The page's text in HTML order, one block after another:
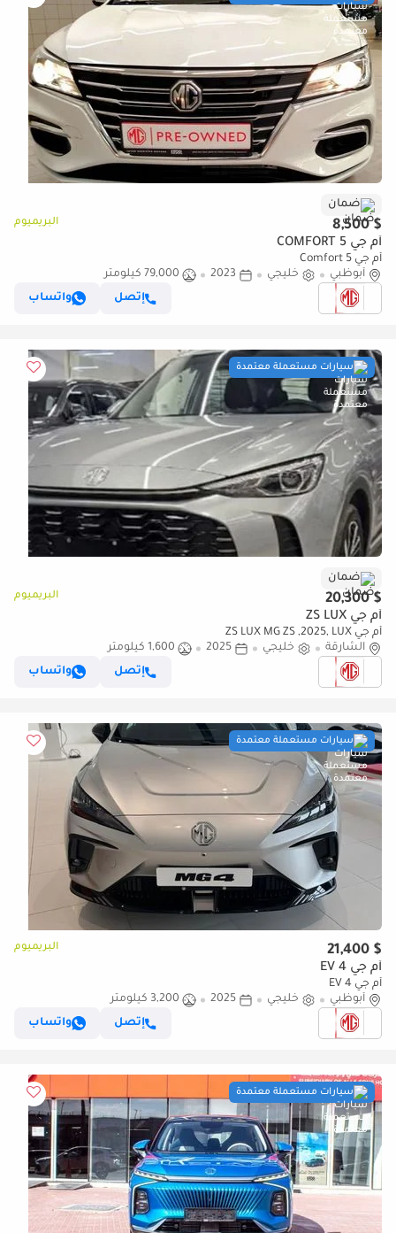
ضمان
$ 8,500 البريميوم
أم جي 5 COMFORT
أم جي 5 Comfort
أبوظبي
خليجي 2023
79,000 كيلومتر
إتصل
واتساب
سيارات مستعملة معتمدة
ضمان
$ 20,300 البريميوم
أم جي ZS LUX
أم جي ZS LUX MG ZS ,2025, LUX
الشارقة
خليجي 2025
1,600 كيلومتر
إتصل
واتساب
سيارات مستعملة معتمدة
$ 21,400 البريميوم
أم جي 4 EV
أم جي 4 EV
أبوظبي
خليجي 2025
3,200 كيلومتر
إتصل
واتساب
سيارات مستعملة معتمدة